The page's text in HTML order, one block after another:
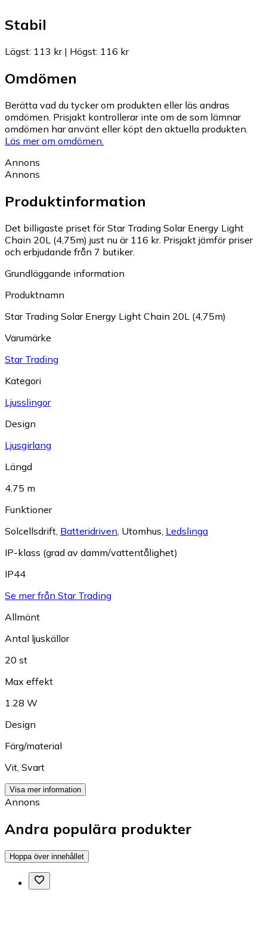
Stabil
Lägst: 113 kr| Högst: 116 kr
Omdömen
Berätta vad du tycker om produkten eller läs andras
omdömen. Prisjakt kontrollerar inte om de som lämnar
omdömen har använt eller köpt den aktuella produkten.
Läs mer om omdömen.
Annons
Annons
Produktinformation
Det billigaste priset för Star Trading Solar Energy Light
Chain 20L (4,75m) just nu är 116 kr. Prisjakt jämför priser
och erbjudande från 7 butiker.
Grundläggande information
Produktnamn
Star Trading Solar Energy Light Chain 20L (4,75m)
Varumärke
Star Trading
Kategori
Ljusslingor
Design
Ljusgirlang
Längd
4.75 m
Funktioner
Solcellsdrift, Batteridriven, Utomhus, Ledslinga
IP-klass (grad av damm/vattentålighet)
IP44
Se mer från Star Trading
Allmänt
Antal ljuskällor
20 st
Max effekt
1.28 W
Design
Färg/material
Vit, Svart
Visa mer information
Annons
Andra populära produkter
Hoppa över innehållet